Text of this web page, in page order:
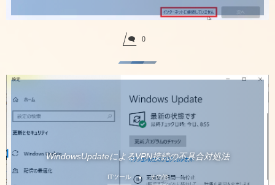
0
WindowsUpdateによるVPN接続の不具合対処法
ITツール その他